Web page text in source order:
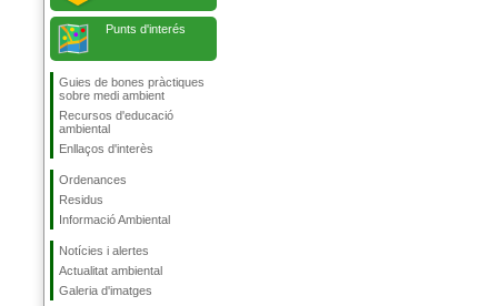
Punts d'interés
Guies de bones pràctiques
sobre medi ambient
Recursos d'educació
ambiental
Enllaços d'interès
Ordenances
Residus
Informació Ambiental
Notícies i alertes
Actualitat ambiental
Galeria d'imatges